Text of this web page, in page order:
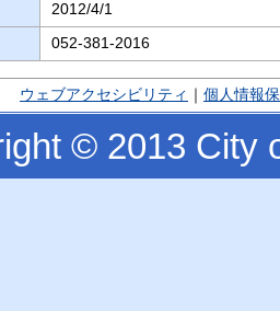
2012/4/1
052-381-2016
ウェブアクセシビリティ 個人情報
© 2013 City